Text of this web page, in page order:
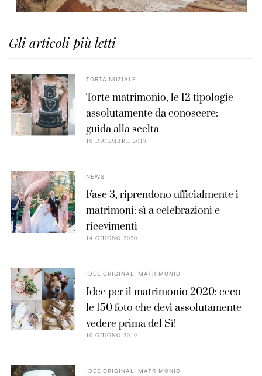
Gli articoli più letti
TORTA NUZIALE
Torte matrimonio, le 12 tipologie
assolutamente da conoscere:
guida alla scelta
10 DICEMBRE 2018
NEWS
Fase 3, riprendono ufficialmente i
matrimoni: sì a celebrazioni e
ricevimenti
14 GIUGNO 2020
IDEE ORIGINALI MATRIMONIO
Idee per il matrimonio 2020: ecco
le 150 foto che devi assolutamente
vedere prima del Sì!
10 GIUGNO 2019
IDEE ORIGINALI MATRIMONIO